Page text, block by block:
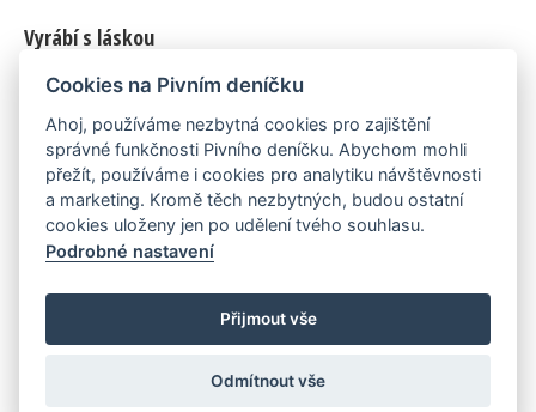
Vyrábí s láskou
© 2010–2026 byLukáš Zemanaka Emka
Máme rádi
Pivní.info
Poznámka pod čarou
Pivní deníček je nezávislý zdroj, který není spjat s žádným
konkrétním pivovarem ani restaurací. Názory uživatelů nemusí nutně
reprezentovat názory tvůrců Deníčku.
Cookies na Pivním deníčku
Ahoj, používáme nezbytná cookies pro zajištění
správné funkčnosti Pivního deníčku. Abychom mohli
přežít, používáme i cookies pro analytiku návštěvnosti
a marketing. Kromě těch nezbytných, budou ostatní
cookies uloženy jen po udělení tvého souhlasu.
Podrobné nastavení
Přijmout vše
Odmítnout vše